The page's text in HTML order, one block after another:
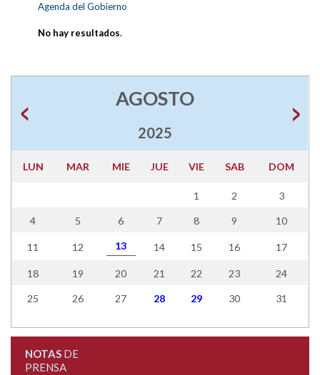
Agenda del Gobierno
No hay resultados.
AGOSTO
2025
LUN MAR MIE JUE VIE SAB DOM
1 2 3
4 5 6 7 8 9 10
11 12 13 14 15 16 17
18 19 20 21 22 23 24
25 26 27 28 29 30 31
NOTASDE
PRENSA